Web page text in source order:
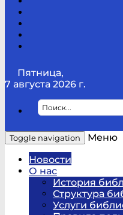
Пятница,
7 августа 2026 г.
Toggle navigation
Меню
Новости
О нас
История
Структура
Услуги